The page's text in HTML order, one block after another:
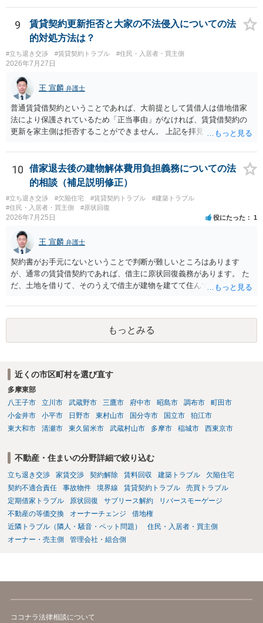
基本方針としたうえで、仮に一定時期の退去を検討する場合には、立
退料・引越費用・原状回復費用負担などの条件を明確にした書面を作
成することが重要です。 契約書では、更新条項・解除条項・期間の定
め・定期借家に関する記載の有無、これまでの更新時の合意内容
（「今回で最後」などの文言）が、借主不利な特約として無効になり
得るかどうかも含めて検討ポイントになりますので、署名押印前に内
容を十分に確認し、不明点は弁護士に相談することをおすすめしま
す。
する動機づけがなくなります。 今回進められつつある手続はあくまで
も、建物を賃貸人に一日も早く明け渡すための便宜的方法として理解
するのが良いと思います。またその方法で進めた方が、連帯保証人で
あるお知り合いさんにとっても、自身の経済的負担を最小限に食い止
められるため望ましいやり方だといえます。
9
賃貸契約更新拒否と大家の不法侵入についての法
的対処方法は？
#立ち退き交渉 #賃貸契約トラブル #住民・入居者・買主側
2026年7月27日
王 宣麟 弁護士
普通賃貸借契約ということであれば、大前提として賃借人は借地借家
法により保護されているため「正当事由」がなければ、賃貸借契約の
更新を家主側は拒否することができません。 上記を拝見する限り、通
定期確認させてもらないこと」が直ちに正当事由に当たるとは思えま
せんので、更新拒絶を拒否される方向性でよろしいかと存じます。 そ
の交渉の中で、一定の金銭をもらえれば退去には応じる旨交渉をして
みるのはいかがでしょうか。 過去に賃借人の許可なく無断で賃貸人が
入室する行為自体は不法行為となり、また刑事的にも住居侵入罪が成
立する可能性がありますので、これを理由に一定の金銭賠償を求める
10
借家退去後の建物解体費用負担義務についての法
的相談（補足説明修正）
#立ち退き交渉 #欠陥住宅 #賃貸契約トラブル
#建築トラブル
#住民・入居者・買主側
#原状回復
2026年7月25日 役にたった 1
王 宣麟 弁護士
契約書がお手元にないということで判断が難しいところはあります
が、通常の賃貸借契約であれば、借主に原状回復義務があります。 た
だ、土地を借りて、そのうえで借主が建物を建てて住んでいたケース
であれば、建物を収去して土地を明渡す義務は原則生じないはずで
す。 その後、建物を平屋に立て替えた場合であっても、貸主の承諾を
得ているのであれば、単純に費用を捻出した側に平屋の所有権が帰属
する、という話になるわけでもないように思います。 そのため、現
のか）を確認されてみてはいかがでしょうか。
もっとみる
近くの市区町村を選び直す
多摩東部
八王子市
立川市 武蔵野市 三鷹市 府中市 昭島市 調布市
町田市
小金井市
小平市 日野市 東村山市 国分寺市 国立市
狛江市
東大和市
清瀬市 東久留米市 武蔵村山市 多摩市 稲城市 西東京市
不動産・住まいの分野詳細で絞り込む
立ち退き交渉 家賃交渉 契約解除 賃料回収 建築トラブル
欠陥住宅
契約不適合責任
事故物件 境界線 賃貸契約トラブル
売買トラブル
定期借家トラブル
原状回復 サブリース解約
リバースモーゲージ
不動産の等価交換
オーナーチェンジ
借地権
近隣トラブル（隣人・騒音・ペット問題）
住民・入居者・買主側
オーナー・売主側
管理会社・組合側
ココナラ法律相談について